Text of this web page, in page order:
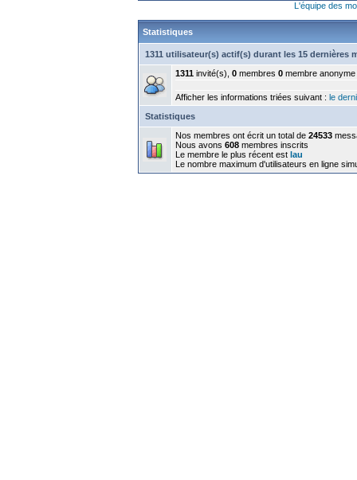
L'équipe des
Statistiques
1311 utilisateur(s) actif(s) durant les 15 dernières
1311 invité(s), 0 membres 0 membre anonyme
Afficher les informations triées suivant : le
Statistiques
Nos membres ont écrit un total de 24533
Nous avons 608 membres inscrits
Le membre le plus récent est lau
Le nombre maximum d'utilisateurs en ligne